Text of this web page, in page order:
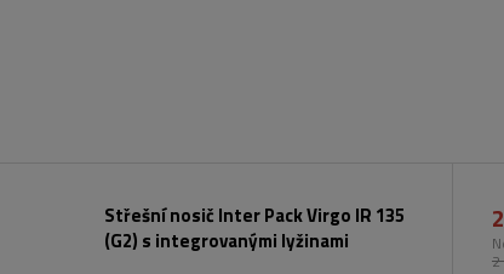
Střešní nosič Inter Pack Virgo IR 135
(G2) s integrovanými lyžinami
2